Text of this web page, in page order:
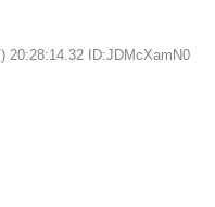
20:28:14.32 ID:JDMcXamN0